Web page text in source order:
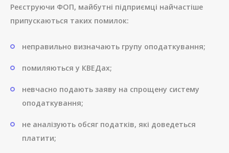
Реєструючи ФОП, майбутні підприємці найчастіше
припускаються таких помилок:
неправильно визначають групу оподаткування;
помиляються у КВЕДах;
невчасно подають заяву на спрощену систему
оподаткування;
не аналізують обсяг податків, які доведеться
платити;